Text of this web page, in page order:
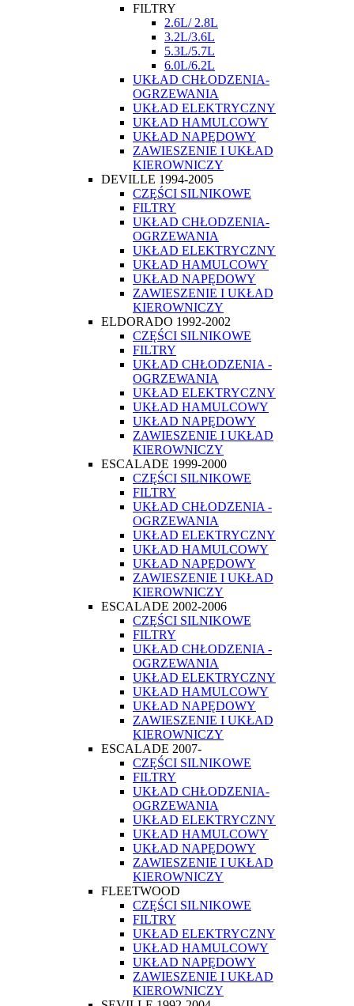
FILTRY
2.6L/ 2.8L
3.2L/3.6L
5.3L/5.7L
6.0L/6.2L
UKŁAD CHŁODZENIA-
OGRZEWANIA
UKŁAD ELEKTRYCZNY
UKŁAD HAMULCOWY
UKŁAD NAPĘDOWY
ZAWIESZENIE I UKŁAD
KIEROWNICZY
DEVILLE 1994-2005
CZĘŚCI SILNIKOWE
FILTRY
UKŁAD CHŁODZENIA-
OGRZEWANIA
UKŁAD ELEKTRYCZNY
UKŁAD HAMULCOWY
UKŁAD NAPĘDOWY
ZAWIESZENIE I UKŁAD
KIEROWNICZY
ELDORADO 1992-2002
CZĘŚCI SILNIKOWE
FILTRY
UKŁAD CHŁODZENIA -
OGRZEWANIA
UKŁAD ELEKTRYCZNY
UKŁAD HAMULCOWY
UKŁAD NAPĘDOWY
ZAWIESZENIE I UKŁAD
KIEROWNICZY
ESCALADE 1999-2000
CZĘŚCI SILNIKOWE
FILTRY
UKŁAD CHŁODZENIA -
OGRZEWANIA
UKŁAD ELEKTRYCZNY
UKŁAD HAMULCOWY
UKŁAD NAPĘDOWY
ZAWIESZENIE I UKŁAD
KIEROWNICZY
ESCALADE 2002-2006
CZĘŚCI SILNIKOWE
FILTRY
UKŁAD CHŁODZENIA -
OGRZEWANIA
UKŁAD ELEKTRYCZNY
UKŁAD HAMULCOWY
UKŁAD NAPĘDOWY
ZAWIESZENIE I UKŁAD
KIEROWNICZY
ESCALADE 2007-
CZĘŚCI SILNIKOWE
FILTRY
UKŁAD CHŁODZENIA-
OGRZEWANIA
UKŁAD ELEKTRYCZNY
UKŁAD HAMULCOWY
UKŁAD NAPĘDOWY
ZAWIESZENIE I UKŁAD
KIEROWNICZY
FLEETWOOD
CZĘŚCI SILNIKOWE
FILTRY
UKŁAD ELEKTRYCZNY
UKŁAD HAMULCOWY
UKŁAD NAPĘDOWY
ZAWIESZENIE I UKŁAD
KIEROWNICZY